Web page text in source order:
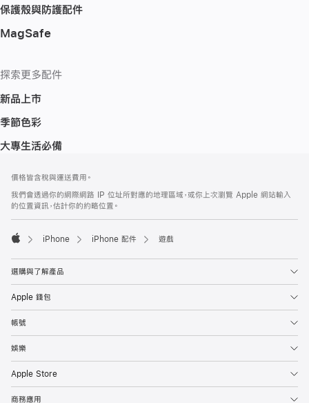
保護殼與防護配件
MagSafe
探索更多配件
新品上市
季節色彩
大專生活必備
腳
腳
價格皆含稅與運送費用。
我們會透過你的網際網路 IP 位址所對應的地理區域，或你上次瀏覽 Apple 網站輸入
的位置資訊，估計你的約略位置。
iPhone iPhone 配件 遊戲
選購與了解產品
Apple 錢包
帳號
娛樂
Apple Store
商務應用